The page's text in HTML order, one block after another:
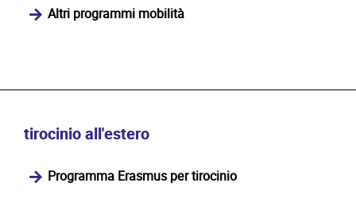
Altri programmi mobilità
tirocinio all'estero
Programma Erasmus per tirocinio